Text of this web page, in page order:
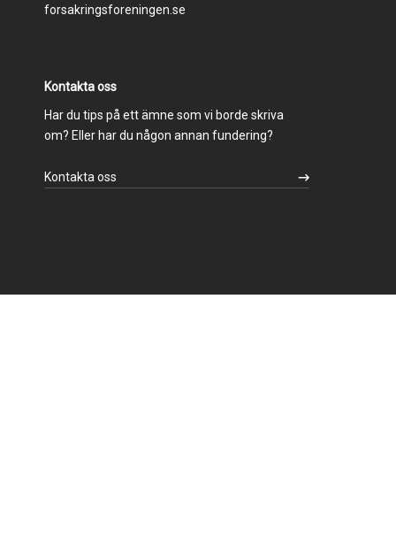
forsakringsforeningen.se
Kontakta oss
Har du tips på ett ämne som vi borde skriva
om? Eller har du någon annan fundering?
Kontakta oss